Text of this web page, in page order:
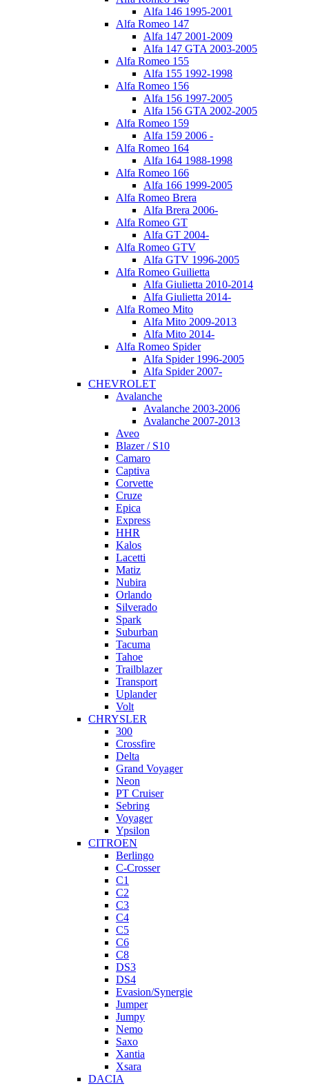
Alfa 146 1995-2001
Alfa Romeo 147
Alfa 147 2001-2009
Alfa 147 GTA 2003-2005
Alfa Romeo 155
Alfa 155 1992-1998
Alfa Romeo 156
Alfa 156 1997-2005
Alfa 156 GTA 2002-2005
Alfa Romeo 159
Alfa 159 2006 -
Alfa Romeo 164
Alfa 164 1988-1998
Alfa Romeo 166
Alfa 166 1999-2005
Alfa Romeo Brera
Alfa Brera 2006-
Alfa Romeo GT
Alfa GT 2004-
Alfa Romeo GTV
Alfa GTV 1996-2005
Alfa Romeo Guilietta
Alfa Giulietta 2010-2014
Alfa Giulietta 2014-
Alfa Romeo Mito
Alfa Mito 2009-2013
Alfa Mito 2014-
Alfa Romeo Spider
Alfa Spider 1996-2005
Alfa Spider 2007-
CHEVROLET
Avalanche
Avalanche 2003-2006
Avalanche 2007-2013
Aveo
Blazer / S10
Camaro
Captiva
Corvette
Cruze
Epica
Express
HHR
Kalos
Lacetti
Matiz
Nubira
Orlando
Silverado
Spark
Suburban
Tacuma
Tahoe
Trailblazer
Transport
Uplander
Volt
CHRYSLER
300
Crossfire
Delta
Grand Voyager
Neon
PT Cruiser
Sebring
Voyager
Ypsilon
CITROEN
Berlingo
C-Crosser
C1
C2
C3
C4
C5
C6
C8
DS3
DS4
Evasion/Synergie
Jumper
Jumpy
Nemo
Saxo
Xantia
Xsara
DACIA